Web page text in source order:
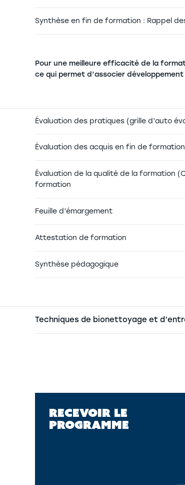
Synthèse en fin de formation : Rappel
Pour une meilleure efficacité de la
ce qui permet d’associer
Évaluation des pratiques (grille d’auto
Évaluation des acquis en fin de formation
Évaluation de la qualité de la formation
formation
Feuille d’émargement
Attestation de formation
Synthèse pédagogique
Techniques de bionettoyage et
RECEVOIR LE
PROGRAMME